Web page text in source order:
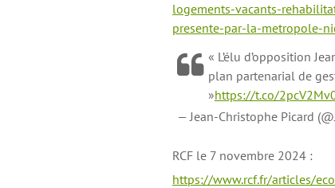
logements-vacants-
presente-par-la-metropole-
« L’élu d’opposition
plan partenarial de
»https://t.co/
— Jean-Christophe Picard
RCF le 7 novembre 2024 :
https://www.rcf.fr/articles/